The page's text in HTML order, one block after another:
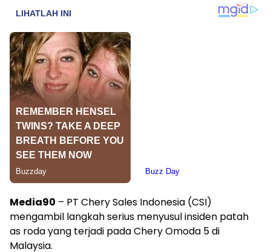
Media90 – PT Chery Sales Indonesia (CSI)
mengambil langkah serius menyusul insiden patah
as roda yang terjadi pada Chery Omoda 5 di
Malaysia.